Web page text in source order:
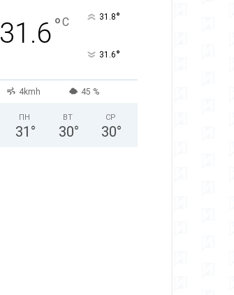
31.6°C 31.8°
31.6°
4kmh 45 %
ПН
31 °
ВТ
30°
СР
30°